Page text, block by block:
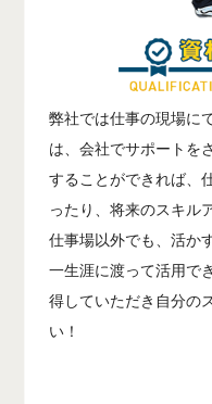
弊社では仕事の現場に
は、会社でサポートを
することができれば、
ったり、将来のスキル
仕事場以外でも、活か
一生涯に渡って活用で
得していただき自分の
い！